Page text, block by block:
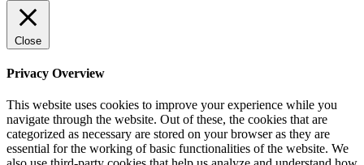
Close
Privacy Overview
This website uses cookies to improve your experience while you
navigate through the website. Out of these, the cookies that are
categorized as necessary are stored on your browser as they are
essential for the working of basic functionalities of the website. We